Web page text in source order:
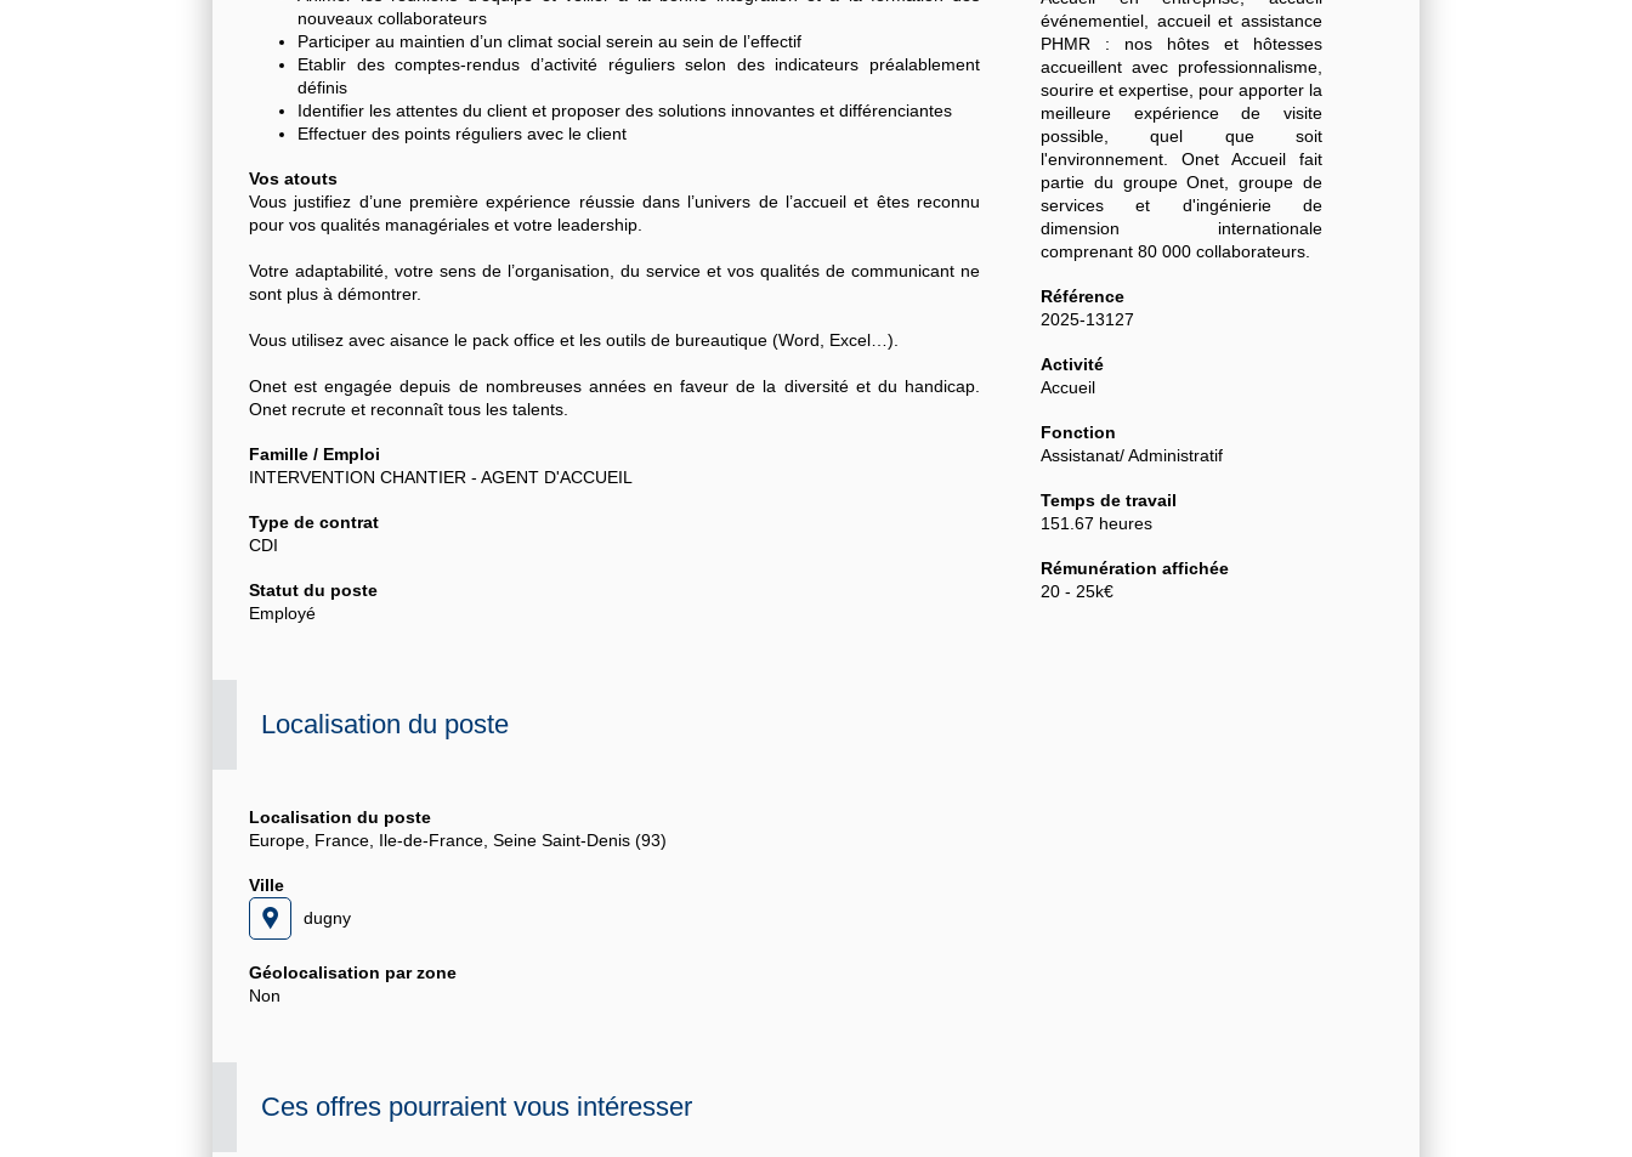
nouveaux collaborateurs
Participer au maintien d’un climat social serein au sein de l’effectif
Etablir des comptes-rendus d’activité réguliers selon des indicateurs préalablement
définis
Identifier les attentes du client et proposer des solutions innovantes et différenciantes
Effectuer des points réguliers avec le client
Vos atouts
Vous justifiez d’une première expérience réussie dans l’univers de l’accueil et êtes reconnu
pour vos qualités managériales et votre leadership.
Votre adaptabilité, votre sens de l’organisation, du service et vos qualités de communicant ne
sont plus à démontrer.
Vous utilisez avec aisance le pack office et les outils de bureautique (Word, Excel…).
Onet est engagée depuis de nombreuses années en faveur de la diversité et du handicap.
Onet recrute et reconnaît tous les talents.
Famille / Emploi
INTERVENTION CHANTIER - AGENT D'ACCUEIL
Type de contrat
CDI
Statut du poste
Employé
Localisation du poste
Localisation du poste
Europe, France, Ile-de-France, Seine Saint-Denis (93)
Ville
dugny
Géolocalisation par zone
Non
événementiel, accueil et assistance
PHMR : nos hôtes et hôtesses
accueillent avec professionnalisme,
sourire et expertise, pour apporter la
meilleure expérience de visite
possible, quel que soit
l'environnement. Onet Accueil fait
partie du groupe Onet, groupe de
services et d'ingénierie de
dimension internationale
comprenant 80 000 collaborateurs.
Référence
2025-13127
Activité
Accueil
Fonction
Assistanat/ Administratif
Temps de travail
151.67 heures
Rémunération affichée
20 - 25k€
Ces offres pourraient vous intéresser